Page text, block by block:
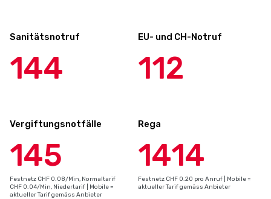
Sanitätsnotruf
144
EU- und CH-Notruf
112
Vergiftungsnotfälle
145
Festnetz CHF 0.08/Min, Normaltarif
CHF 0.04/Min, Niedertarif | Mobile =
aktueller Tarif gemäss Anbieter
Rega
1414
Festnetz CHF 0.20 pro Anruf | Mobile =
aktueller Tarif gemäss Anbieter